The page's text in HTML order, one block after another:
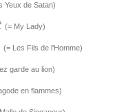
Yeux de Satan)
(= My Lady)
(= Les Fils de l'Homme)
garde au lion)
en flammes)